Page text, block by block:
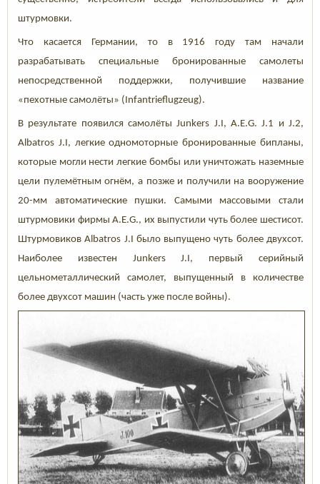
штурмовки.
Что касается Германии, то в 1916 году там начали
разрабатывать специальные бронированные самолеты
непосредственной поддержки, получившие название
«пехотные самолёты» (Infantrieflugzeug).
В результате появился самолётыJunkers J.I,A.E.G. J.1 и J.2,
Albatros J.I, легкие одномоторные бронированные бипланы,
которые могли нести легкие бомбы или уничтожать наземные
цели пулемётным огнём, а позже и получили на вооружение
20-мм автоматические пушки. Самыми массовыми стали
штурмовики фирмы A.E.G., их выпустили чуть более шестисот.
Штурмовиков Albatros J.I было выпущено чуть более двухсот.
Наиболее известен Junkers J.I, первый серийный
цельнометаллический самолет, выпущенный в количестве
более двухсот машин (часть уже после войны).